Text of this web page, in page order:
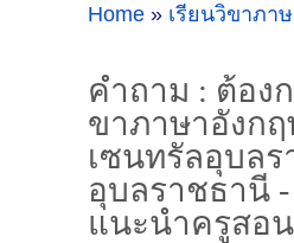
Home » เรียนวิขาภาษ
คำถาม : ต้อง
ขาภาษาอังก
เซนทรัลอุบล
อุบลราชธานี
แนะนำครูสอ